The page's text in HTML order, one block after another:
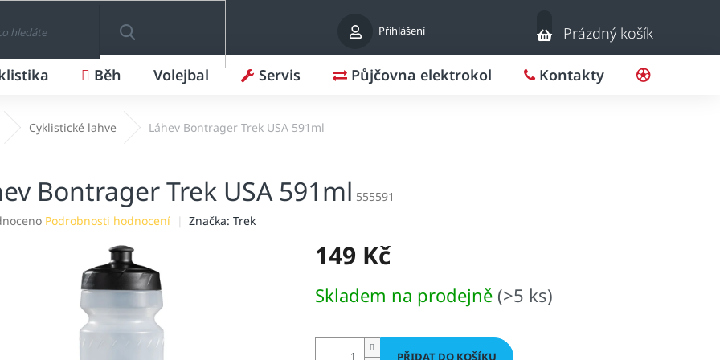
Přihlášení
HLEDAT
Nákupní
košík
Prázdný košík
Běh Volejbal Servis Půjčovna elektrokol Kontakty
Cyklistické lahve Láhev Bontrager Trek USA 591ml
Bontrager Trek USA 591ml 555591
Podrobnosti hodnocení Značka: Trek
149 Kč
cena:
Skladem na prodejně (>5 ks)